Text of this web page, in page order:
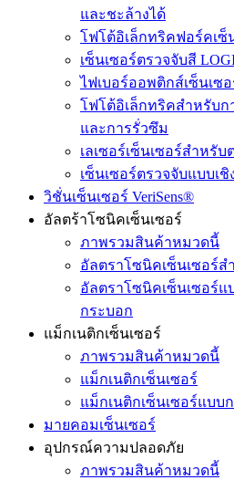
และชะล้างได้
โฟโต้อิเล็กทริคฟอร์คเซ็
เซ็นเซอร์ตรวจจับสี
ไฟเบอร์ออพติกส์เซ็นเซอ
โฟโต้อิเล็กทริคสำหรับก
และการรั่วซึม
เลเซอร์เซ็นเซอร์สำหรั
เซ็นเซอร์ตรวจจับแบบเชิ
วิชั่นเซ็นเซอร์ VeriSens®
อัลตร้าโซนิคเซ็นเซอร์
ภาพรวมสินค้าหมวดนี้
อัลตราโซนิคเซ็นเซอร์ส
อัลตราโซนิคเซ็นเซอร์แ
กระบอก
แม็กเนติกเซ็นเซอร์
ภาพรวมสินค้าหมวดนี้
แม็กเนติกเซ็นเซอร์
แม็กเนติกเซ็นเซอร์แบบ
มายคอมเซ็นเซอร์
อุปกรณ์ความปลอดภัย
ภาพรวมสินค้าหมวดนี้